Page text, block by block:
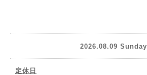
2026.08.09 Sunday
定休日